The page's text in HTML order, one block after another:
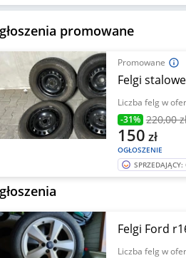
promowane
Promowane
Felgi
Liczba felg w
-31% 220,00
OGŁOSZENIE
150 zł
Liczba felg w